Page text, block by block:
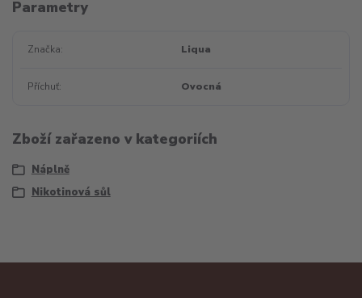
Parametry
Značka Liqua
Příchuť Ovocná
Zboží zařazeno v kategoriích
Náplně
Nikotinová sůl